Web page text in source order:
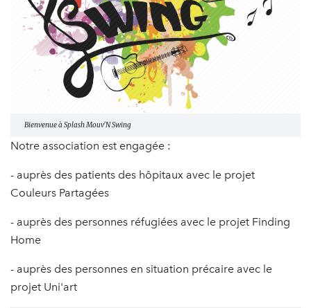
Bienvenue à Splash Mouv'N Swing
Notre association est engagée :
- auprès des patients des hôpitaux avec le projet
Couleurs Partagées
- auprès des personnes réfugiées avec le projet Finding
Home
- auprès des personnes en situation précaire avec le
projet Uni'art